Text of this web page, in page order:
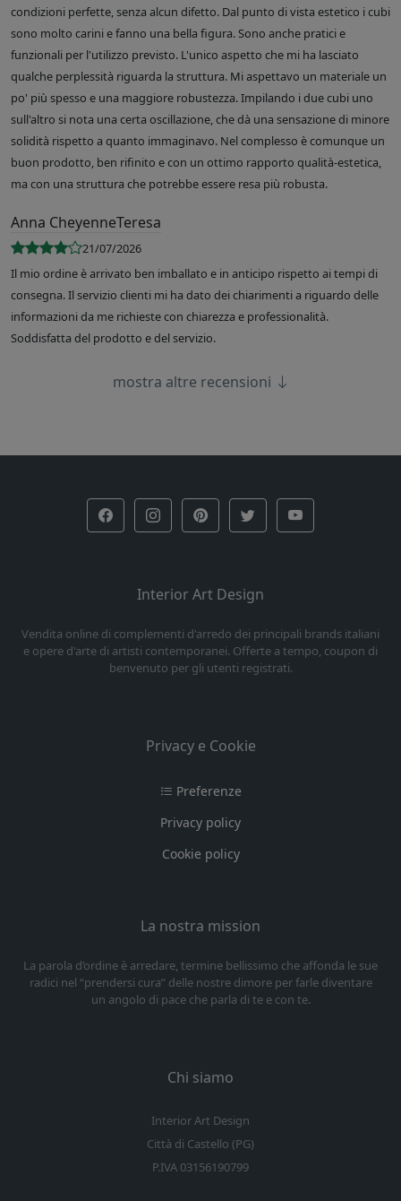
condizioni perfette, senza alcun difetto. Dal punto di vista estetico i cubi
sono molto carini e fanno una bella figura. Sono anche pratici e
funzionali per l'utilizzo previsto. L'unico aspetto che mi ha lasciato
qualche perplessità riguarda la struttura. Mi aspettavo un materiale un
po' più spesso e una maggiore robustezza. Impilando i due cubi uno
sull'altro si nota una certa oscillazione, che dà una sensazione di minore
solidità rispetto a quanto immaginavo. Nel complesso è comunque un
buon prodotto, ben rifinito e con un ottimo rapporto qualità-estetica,
ma con una struttura che potrebbe essere resa più robusta.
Anna CheyenneTeresa
21/07/2026
Il mio ordine è arrivato ben imballato e in anticipo rispetto ai tempi di
consegna. Il servizio clienti mi ha dato dei chiarimenti a riguardo delle
informazioni da me richieste con chiarezza e professionalità.
Soddisfatta del prodotto e del servizio.
mostra altre recensioni
Interior Art Design
Vendita online di complementi d'arredo dei principali brands italiani
e opere d'arte di artisti contemporanei. Offerte a tempo, coupon di
benvenuto per gli utenti registrati.
Privacy e Cookie
Preferenze
Privacy policy
Cookie policy
La nostra mission
La parola d’ordine è arredare, termine bellissimo che affonda le sue
radici nel “prendersi cura” delle nostre dimore per farle diventare
un angolo di pace che parla di te e con te.
Chi siamo
Interior Art Design
Città di Castello (PG)
P.IVA 03156190799